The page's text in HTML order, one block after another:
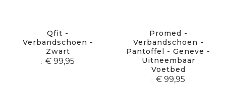
Qfit -
Verbandschoen -
Zwart
€ 99,95
Promed -
Verbandschoen -
Pantoffel - Geneve -
Uitneembaar
Voetbed
€ 99,95